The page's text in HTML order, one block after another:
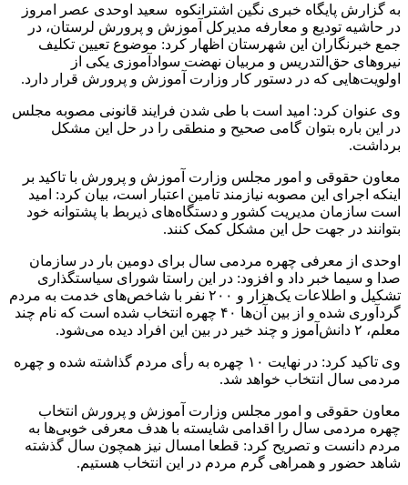
به گزارش پایگاه خبری نگین اشترانکوه سعید اوحدی عصر امروز
در حاشیه تودیع و معارفه مدیرکل آموزش و پرورش لرستان، در
جمع خبرنگاران این شهرستان اظهار کرد: موضوع تعیین تکلیف
نیروهای حق‌التدریس و مربیان نهضت سوادآموزی یکی از
اولویت‌هایی که در دستور کار وزارت آموزش و پرورش قرار دارد.
وی عنوان کرد: امید است با طی شدن فرایند قانونی مصوبه مجلس
در این باره بتوان گامی صحیح و منطقی را در حل این مشکل
برداشت.
معاون حقوقی و امور مجلس وزارت آموزش و پرورش با تاکید بر
اینکه اجرای این مصوبه نیازمند تامین اعتبار است، بیان کرد: امید
است سازمان مدیریت کشور و دستگاه‌های ذیربط با پشتوانه خود
بتوانند در جهت حل این مشکل کمک کنند.
اوحدی از معرفی چهره مردمی سال برای دومین بار در سازمان
صدا و سیما خبر داد و افزود: در این راستا شورای سیاستگذاری
تشکیل و اطلاعات یک‌هزار و ۲۰۰ نفر با شاخص‌های خدمت به مردم
گردآوری شده و از بین آن‌ها ۴۰ چهره انتخاب شده است که نام چند
معلم، ۲ دانش‌آموز و چند خیر در بین این افراد دیده می‌شود.
وی تاکید کرد: در نهایت ۱۰ چهره به رأی مردم گذاشته شده و چهره
مردمی سال انتخاب خواهد شد.
معاون حقوقی و امور مجلس وزارت آموزش و پرورش انتخاب
چهره مردمی سال را اقدامی شایسته با هدف معرفی خوبی‌ها به
مردم دانست و تصریح کرد: قطعا امسال نیز همچون سال گذشته
شاهد حضور و همراهی گرم مردم در این انتخاب هستیم.